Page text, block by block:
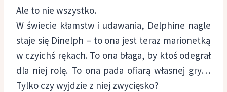
Ale to nie wszystko.
W świecie kłamstw i udawania, Delphine nagle
staje się Dinelph – to ona jest teraz marionetką
w czyichś rękach. To ona błaga, by ktoś odegrał
dla niej rolę. To ona pada ofiarą własnej gry…
Tylko czy wyjdzie z niej zwycięsko?